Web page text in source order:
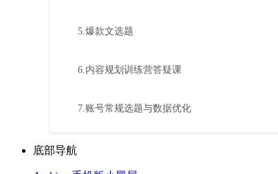
5.爆款文选题
6.内容规划训练营答疑课
7.账号常规选题与数据优化
底部导航